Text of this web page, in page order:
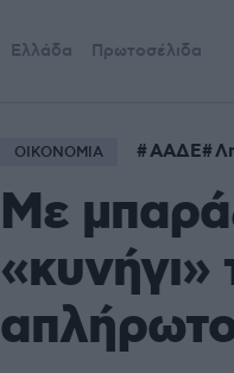
Ελλάδα Πρωτοσέλιδα
ΟΙΚΟΝΟΜΙΑ ΑΑΔΕ
Με
«κυνήγι»